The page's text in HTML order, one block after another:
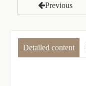
Previous
Detailed content